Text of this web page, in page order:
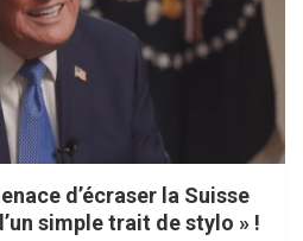
d’écraser la Suisse
simple trait de stylo » !